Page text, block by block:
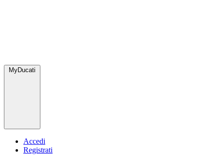
MyDucati
Accedi
Registrati